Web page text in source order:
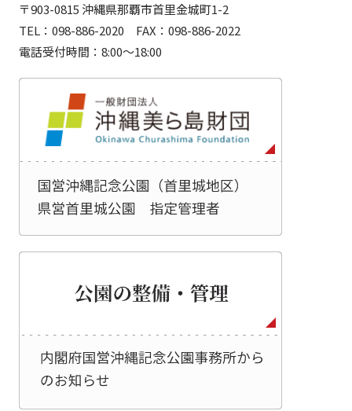
〒903-0815 沖縄県那覇市首里金城町1-2
TEL：098-886-2020 FAX：098-886-2022
電話受付時間：8:00～18:00